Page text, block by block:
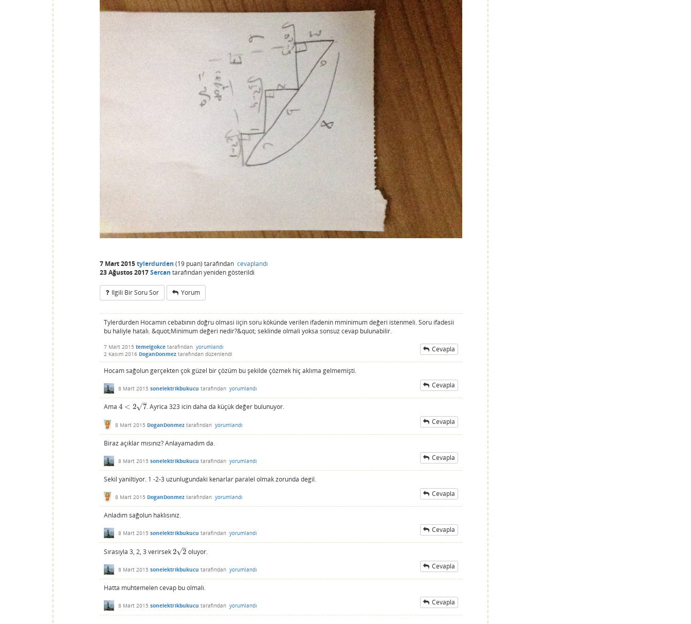
7 Mart 2015tylerdurden (19 puan) tarafından cevaplandı
23 Ağustos 2017Sercan tarafındanyeniden gösterildi
Ilgili Bir Soru Sor Yorum
Tylerdurden Hocamın cebabının doğru olmasi iiçin soru kökünde verilen ifadenin mminimum değeri istenmeli. Soru ifadesii
bu haliyle hatalı. &quot;Minimum değeri nedir?&quot; seklinde olmali yoksa sonsuz cevap bulunabilir.
7 Mart 2015 temelgokce tarafından yorumlandı
2 Kasım 2016 DoganDonmez tarafından düzenlendi
Cevapla
Hocam sağolun gerçekten çok güzel bir çözüm bu şekilde çözmek hiç aklıma gelmemişti.
8 Mart 2015 sonelektrikbukucu tarafından yorumlandı Cevapla
Ama 4 < 2 7
–
√
4 <27 . Ayrica 323 icin daha da küçük değer bulunuyor.
8 Mart 2015 DoganDonmez tarafından yorumlandı Cevapla
Biraz açıklar mısınız? Anlayamadım da.
8 Mart 2015 sonelektrikbukucu tarafından yorumlandı Cevapla
Sekil yaniltiyor. 1 -2-3 uzunlugundaki kenarlar paralel olmak zorunda degil.
8 Mart 2015 DoganDonmez tarafından yorumlandı Cevapla
Anladım sağolun haklısınız.
8 Mart 2015 sonelektrikbukucu tarafından yorumlandı Cevapla
Sırasıyla 3, 2, 3 verirsek2 2
–
√
22 oluyor.
8 Mart 2015 sonelektrikbukucu tarafından yorumlandı Cevapla
Hatta muhtemelen cevap bu olmalı.
8 Mart 2015 sonelektrikbukucu tarafından yorumlandı Cevapla